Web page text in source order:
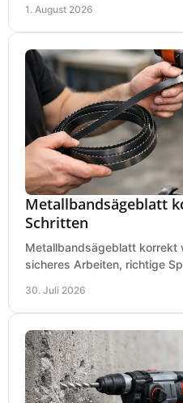
1. August 2026
Metallbandsägeblatt
Schritten
Metallbandsägeblatt korrekt
sicheres Arbeiten, richtige
30. Juli 2026